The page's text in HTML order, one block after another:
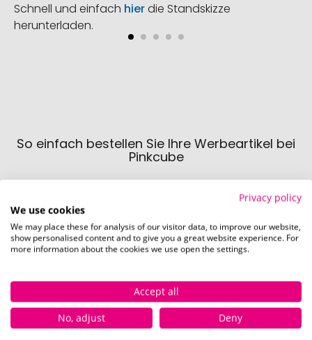
Schnell und einfach hierdie Standskizze
herunterladen.
So einfach bestellen Sie Ihre Werbeartikel bei
Pinkcube
Artikelkonfiguration
Wählen Sie Ihre gewünschten
Werbeartikel aus und passen Sie diese
Privacy policy
We use cookies
We may place these for analysis of our visitor data, to improve our website,
show personalised content and to give you a great website experience. For
more information about the cookies we use open the settings.
Accept all
No, adjust
Deny